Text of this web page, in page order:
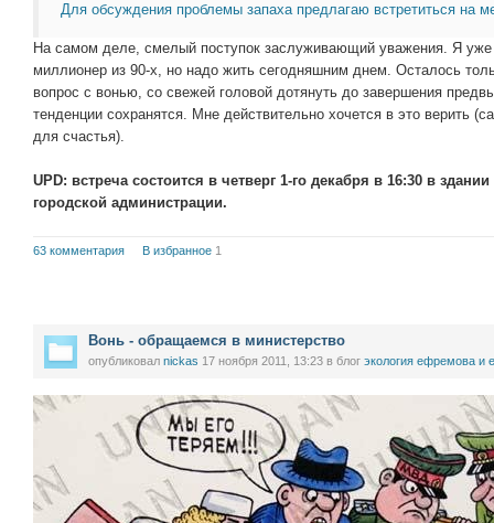
Для обсуждения проблемы запаха предлагаю встретиться на
На самом деле, смелый поступок заслуживающий уважения. Я уже
миллионер из 90-х, но надо жить сегодняшним днем. Осталось
вопрос с вонью, со свежей головой дотянуть до завершения
тенденции сохранятся. Мне действительно хочется в это верить
для счастья).
UPD: встреча состоится в четверг 1-го декабря в 16:30 в
городской администрации.
63 комментария В избранное 1
Вонь - обращаемся в министерство
опубликовал nickas 17 ноября 2011, 13:23 в блог экология ефремова и